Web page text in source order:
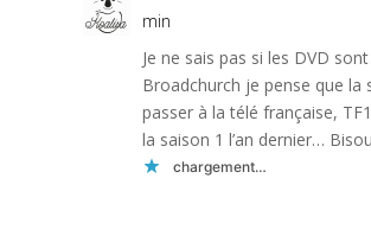
min
Je ne sais pas si les DVD
Broadchurch je pense que la
passer à la télé française,
la saison 1 l’an dernier…
chargement…